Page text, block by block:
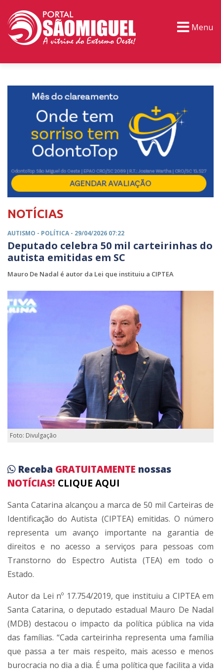
Menu
NOTÍCIAS
AUTISMO - POLÍTICA - 29/04/2026 07:22
Deputado celebra 50 mil carteirinhas do
autista emitidas em SC
Mauro De Nadal é autor da Lei que instituiu a CIPTEA
Foto: Divulgação
Receba GRATUITAMENTE nossas
NOTÍCIAS! CLIQUE AQUI
Santa Catarina alcançou a marca de 50 mil Carteiras de
Identificação do Autista (CIPTEA) emitidas. O número
representa um avanço importante na garantia de
direitos e no acesso a serviços para pessoas com
Transtorno do Espectro Autista (TEA) em todo o
Estado.
Autor da Lei nº 17.754/2019, que instituiu a CIPTEA em
Santa Catarina, o deputado estadual Mauro De Nadal
(MDB) destacou o impacto da política pública na vida
das famílias. “Cada carteirinha representa uma família
que passa a ter mais respeito, mais acesso e menos
burocracia no dia a dia. É uma política que facilita a vida